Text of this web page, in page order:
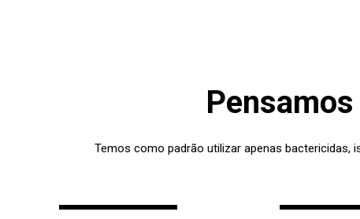
Temos como padrão utilizar apenas bactericidas,